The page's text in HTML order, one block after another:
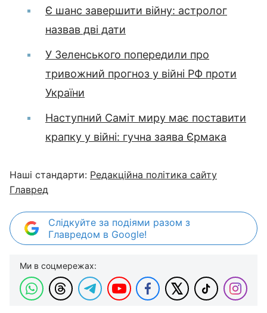
Є шанс завершити війну: астролог
назвав дві дати
У Зеленського попередили про
тривожний прогноз у війні РФ проти
України
Наступний Саміт миру має поставити
крапку у війні: гучна заява Єрмака
Наші стандарти: Редакційна політика сайту
Главред
Слідкуйте за подіями разом з
Главредом в Google!
Ми в соцмережах: